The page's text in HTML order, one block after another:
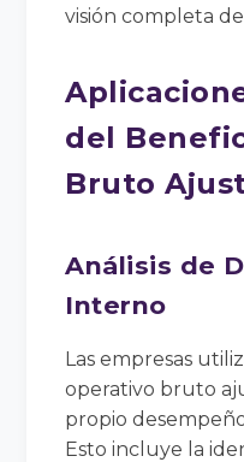
visión completa
del
Bruto
Análisis de
Interno
Las empresas
operativo bruto
propio
Esto incluye la